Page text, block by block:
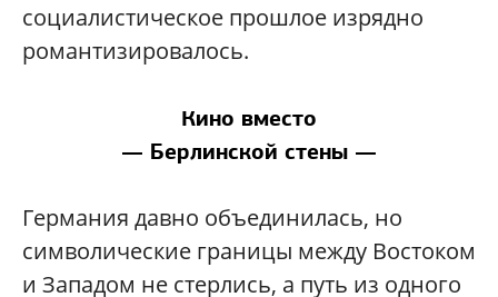
социалистическое прошлое изрядно
романтизировалось.
Кино вместо
— Берлинской стены —
Германия давно объединилась, но
символические границы между Востоком
и Западом не стерлись, а путь из одного